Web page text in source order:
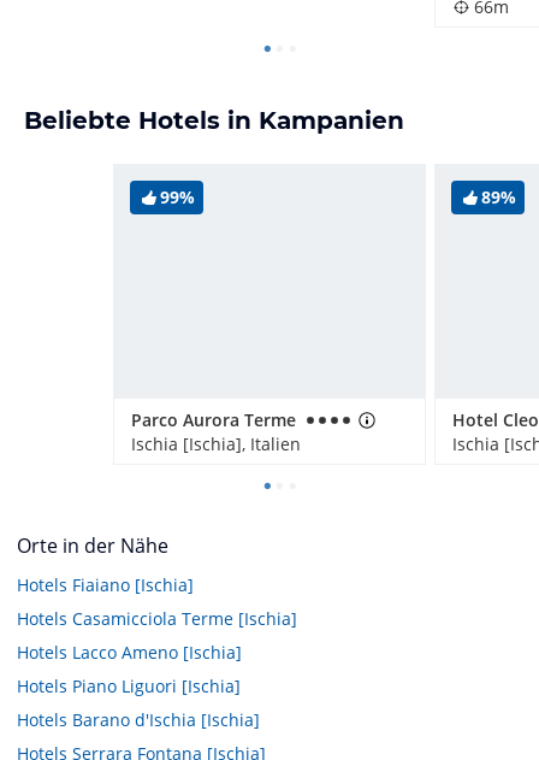
66m
Beliebte Hotels in Kampanien
99%
Parco Aurora Terme
Ischia [Ischia], Italien
89%
Hotel
Ischia
Orte in der Nähe
Hotels Fiaiano [Ischia]
Hotels Casamicciola Terme [Ischia]
Hotels Lacco Ameno [Ischia]
Hotels Piano Liguori [Ischia]
Hotels Barano d'Ischia [Ischia]
Hotels Serrara Fontana [Ischia]